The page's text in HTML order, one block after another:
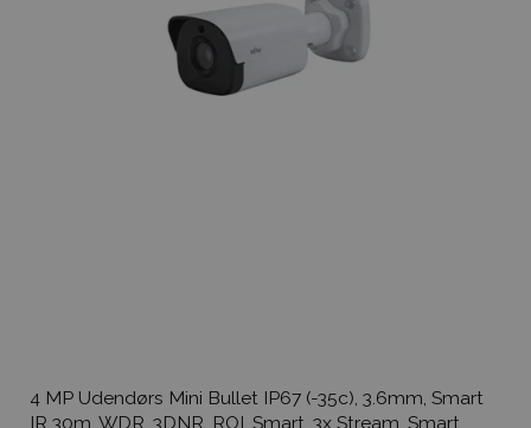
4 MP Udendørs Mini Bullet IP67 (-35c), 3.6mm, Smart
IR 30m, WDR, 3DNR, ROI, Smart, 3x Stream, Smart,